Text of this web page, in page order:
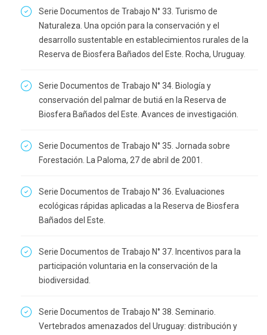
Serie Documentos de Trabajo N° 33. Turismo de
Naturaleza. Una opción para la conservación y el
desarrollo sustentable en establecimientos rurales de la
Reserva de Biosfera Bañados del Este. Rocha, Uruguay.
Serie Documentos de Trabajo N° 34. Biología y
conservación del palmar de butiá en la Reserva de
Biosfera Bañados del Este. Avances de investigación.
Serie Documentos de Trabajo N° 35. Jornada sobre
Forestación. La Paloma, 27 de abril de 2001.
Serie Documentos de Trabajo N° 36. Evaluaciones
ecológicas rápidas aplicadas a la Reserva de Biosfera
Bañados del Este.
Serie Documentos de Trabajo N° 37. Incentivos para la
participación voluntaria en la conservación de la
biodiversidad.
Serie Documentos de Trabajo N° 38. Seminario.
Vertebrados amenazados del Uruguay: distribución y